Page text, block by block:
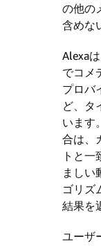
の他の
含めな
Alexa
でコメ
プロバ
ど、タ
います。
合は、
トと
ましい
ゴリズ
結果を
ユーザ